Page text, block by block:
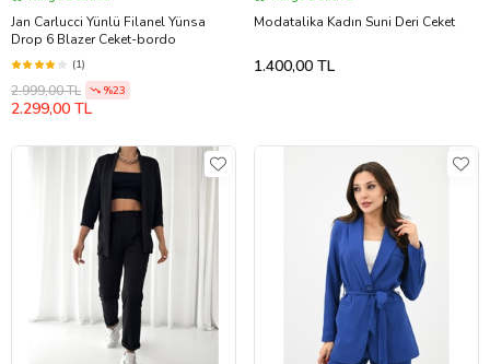
Jan Carlucci Yünlü Filanel Yünsa
Drop 6 Blazer Ceket-bordo
(1)
2.999,00 TL %23
2.299,00 TL
Modatalika Kadın Suni Deri Ceket
1.400,00 TL